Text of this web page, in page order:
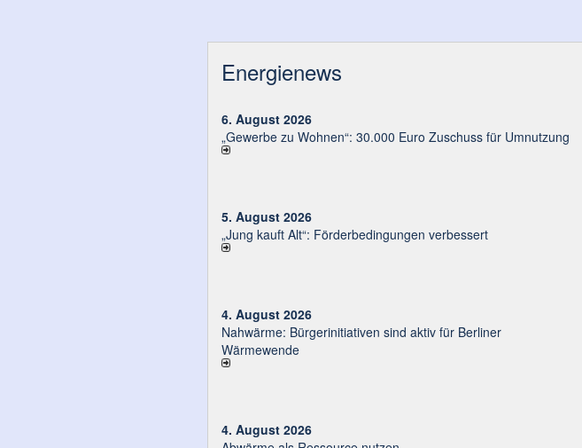
Energienews
6. August 2026
„Gewerbe zu Wohnen“: 30.000 Euro Zu­schuss für Um­nut­zung
5. August 2026
„Jung kauft Alt“: Förder­be­din­gun­gen ver­bessert
4. August 2026
Nahwärme: Bürger­ini­tia­ti­ven sind aktiv für Ber­li­ner
Wärmewende
4. August 2026